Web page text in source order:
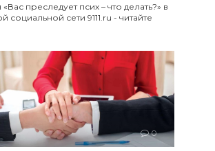
преследует псих – что делать?» в
социальной сети 9111.ru - читайте
0